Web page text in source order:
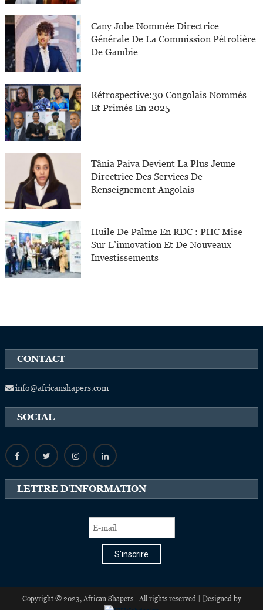
Cany Jobe Nommée Directrice
Générale De La Commission Pétrolière
De Gambie
Rétrospective:30 Congolais Nommés
Et Primés En 2025
Tânia Paiva Devient La Plus Jeune
Directrice Des Services De
Renseignement Angolais
Huile De Palme En RDC : PHC Mise
Sur L’innovation Et De Nouveaux
Investissements
CONTACT
info@africanshapers.com
SOCIAL
LETTRE D’INFORMATION
S'inscrire
Copyright © 2023, African Shapers - All rights reserved | Designed by